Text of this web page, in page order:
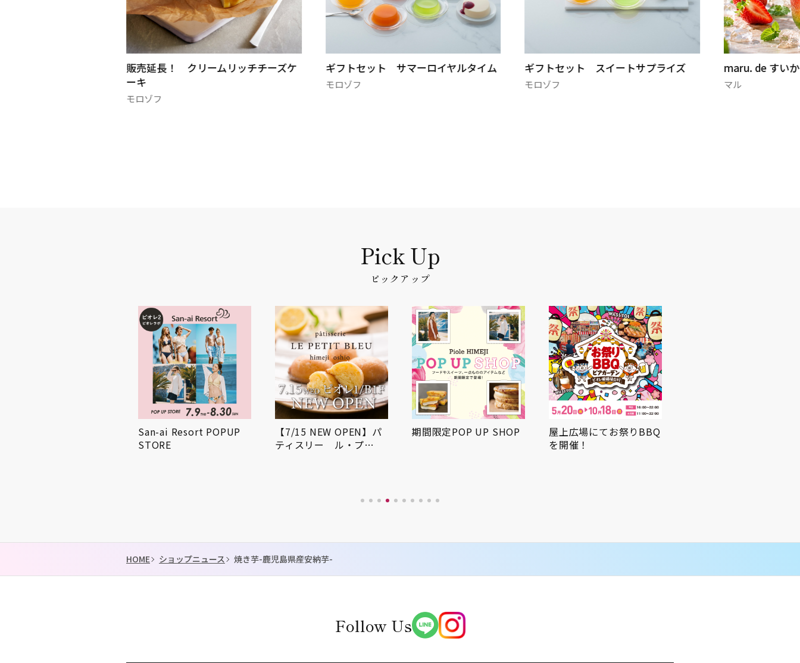
販売延長！ クリームリッチチーズケ
ーキ
モロゾフ
ギフトセット サマーロイヤルタイム
モロゾフ
ギフトセット スイートサプライズ
モロゾフ
maru. de すい
マル
ピックアップ
San-ai Resort POPUP
STORE
【7/15 NEW OPEN】パ
ティスリー ル・プ…
期間限定POP UP SHOP
屋上広場にてお祭りBBQ
を開催！
HOME ショップニュース 焼き芋-鹿児島県産安納芋-
Follow Us